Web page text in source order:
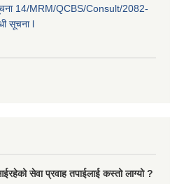
14/MRM/QCBS/Consult/2082-
सूचना l
आईरहेको सेवा प्रवाह तपाईलाई कस्तो लाग्यो ?